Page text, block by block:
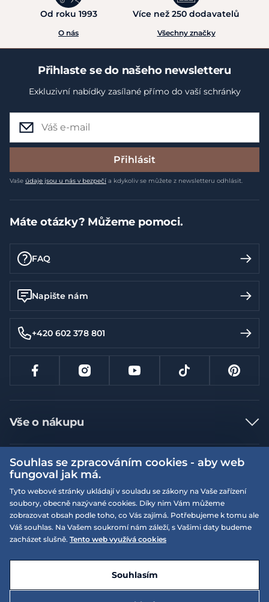
Od roku 1993
O nás
Více než 250 dodavatelů
Všechny značky
Přihlaste se do našeho newsletteru
Exkluzivní nabídky zasílané přímo do vaší schránky
Přihlásit
Vaše údaje jsou u nás v bezpečí a kdykoliv se můžete z newsletteru odhlásit.
Máte otázky? Můžeme pomoci.
FAQ
Napište nám
+420 602 378 801
Vše o nákupu
Jak nakupovat
Nejčastější dotazy
Doprava a platba
Vrácení a výměna zboží
Reklamace
Velikostní tabulky
Více informací
Obchodní podmínky
Podmínky EQS věrnostního klubu
On-line katalogy
Dotace
Naše prodejny
EQS Rudná
EQS Praha 9 - Letňany
E-shop vytvořila a technicky zajišťujeSIMPLIA.cz
Souhlas se zpracováním cookies - aby web
fungoval jak má.
Tyto webové stránky ukládají v souladu se zákony na Vaše zařízení
soubory, obecně nazývané cookies. Díky nim Vám můžeme
zobrazovat obsah podle toho, co Vás zajímá. Potřebujeme k tomu ale
Váš souhlas. Na Vašem soukromí nám záleží, s Vašimi daty budeme
zacházet slušně. Tento web využívá cookies
Souhlasím